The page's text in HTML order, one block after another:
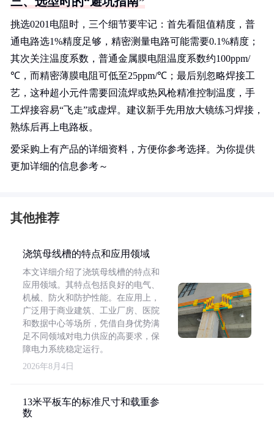
挑选0201电阻时，三个细节要牢记：首先看阻值精度，普
通电路选1%精度足够，精密测量电路可能需要0.1%精度；
其次关注温度系数，普通金属膜电阻温度系数约100ppm/
℃，而精密薄膜电阻可低至25ppm/℃；最后别忽略焊接工
艺，这种超小元件需要回流焊或热风枪精准控制温度，手
工焊接容易“飞走”或虚焊。建议新手先用放大镜练习焊接，
熟练后再上电路板。
爱采购上有产品的详细资料，方便你参考选择。为你提供
更加详细的信息参考～
其他推荐
浇筑母线槽的特点和应用领域
本文详细介绍了浇筑母线槽的特点和
应用领域。其特点包括良好的电气、
机械、防火和防护性能。在应用上，
广泛用于商业建筑、工业厂房、医院
和数据中心等场所，凭借自身优势满
足不同领域对电力供应的高要求，保
障电力系统稳定运行。
2026年8月4日
13米平板车的标准尺寸和载重参
数